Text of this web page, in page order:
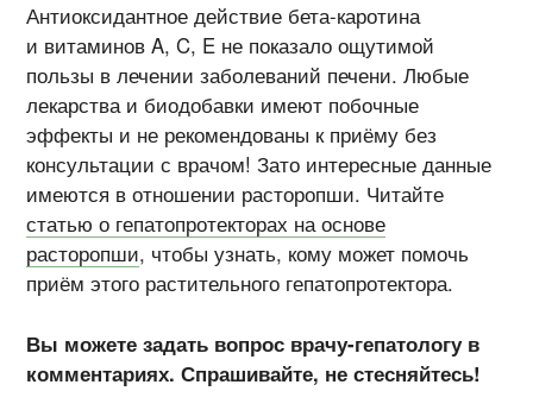
Антиоксидантное действие бета-каротина
и витаминов A, C, E не показало ощутимой
пользы в лечении заболеваний печени. Любые
лекарства и биодобавки имеют побочные
эффекты и не рекомендованы к приёму без
консультации с врачом! Зато интересные данные
имеются в отношении расторопши. Читайте
статью о гепатопротекторах на основе
расторопши, чтобы узнать, кому может помочь
приём этого растительного гепатопротектора.
Вы можете задать вопрос врачу-гепатологу в
комментариях. Спрашивайте, не стесняйтесь!